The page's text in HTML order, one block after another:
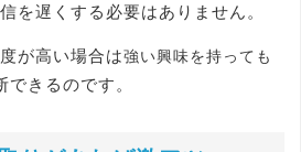
を遅くする必要はありません。
が高い場合は強い興味を持っても
できるのです。